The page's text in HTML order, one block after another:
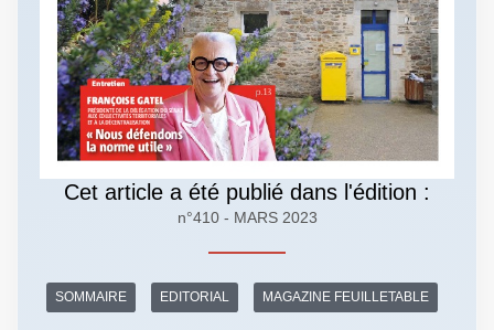
Cet article a été publié dans l'édition :
n°410 - MARS 2023
SOMMAIRE EDITORIAL MAGAZINE FEUILLETABLE